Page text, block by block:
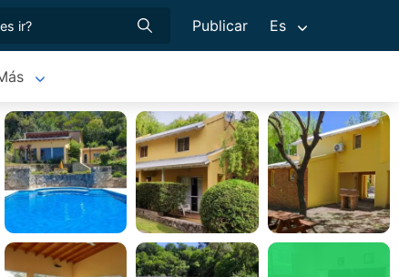
Publicar Es